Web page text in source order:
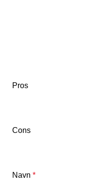
Pros
Cons
Navn *